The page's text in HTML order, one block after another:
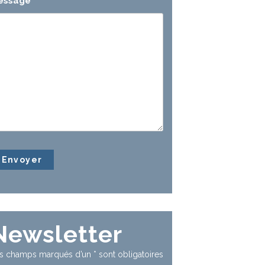
champs marqués d’un * sont obligatoires